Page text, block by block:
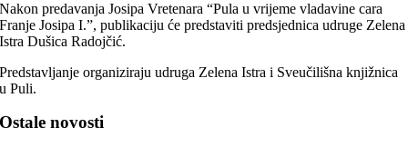
Nakon predavanja Josipa Vretenara “Pula u vrijeme vladavine cara
Franje Josipa I.”, publikaciju će predstaviti predsjednica udruge Zelena
Istra Dušica Radojčić.
Predstavljanje organiziraju udruga Zelena Istra i Sveučilišna knjižnica
u Puli.
Ostale novosti